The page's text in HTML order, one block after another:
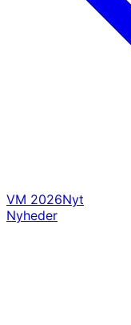
VM 2026Nyt
Nyheder